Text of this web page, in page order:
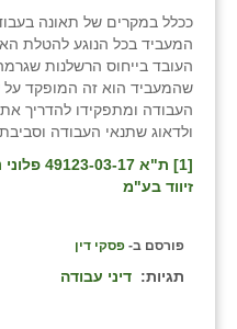
ככלל במקרים של תאונה
המעביד בכל הנוגע להטלת
העובד בייחוס הרשלנות
שהמעביד הוא זה המופקד
העבודה ומתפקידו להדריך
ולדאוג שתנאי העבודה
[1]
ת"א
זיווד בע"מ
פורסם ב- פסקי דין
תגיות: דיני עבודה